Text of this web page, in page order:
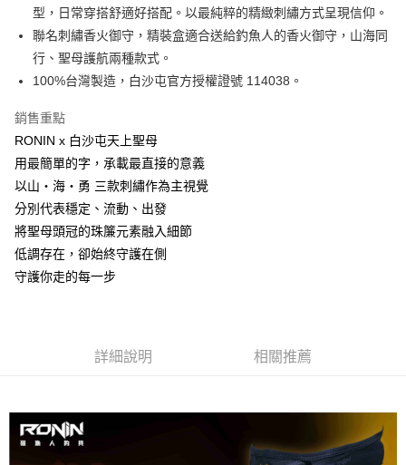
帳／街口支付／iPASS MONEY」等通路繳費。
【注意事項】
1.本服務係由「台灣大哥大股份有限公司」（以下簡稱本公司）所提供，讓
用戶於交易時，得透過本服務購買商品或服務，並由商店將買賣／分期付款
2.基於同意付款使用「大哥付你分期」之契約關係目的，商店將以您的個人
資料（包含姓名、電話或地址）提供予台灣大哥大進項蒐集、處理及利用，
由本公司與您本人進行分期帳單所需資料之確認、核對及更正。
3.完整用戶服務條款，請詳閱以下連結：
結帳頁面，進行簡訊認證並確認金額後，即可完成結帳。
３．收到繳費通知簡訊後14天內，點擊此簡訊中的連結，可透過四大超商／
ATM／網路銀行／等多元方式進行付款，方視為交易完成。
※ 請注意：結帳手續完成當下不需立刻繳費，但若您需要取消訂單，請聯絡
購買商品的店家。未經商家同意取消之訂單仍視為有效，需透過AFTEE先享
※ 交易是否成功請以「AFTEE先享後付 」之結帳頁面顯示為準，若有關於
是否繳費成功／繳費後需取消欲退款等相關疑問，請聯繫「AFTEE先享後付
客戶支援中心」
https://netprotections.freshdesk.com/support/home
【注意事項】
１．透過由恩沛科技股份有限公司提供之「AFTEE先享後付」服務完成之交
權轉讓予恩沛科技股份有限公司。
２．關於個人資料處理事宜，請瀏覽以下網址：
https://aftee.tw/terms/#terms3
３．未成年的使用者請事先徵得法定代理人或監護人之同意方可使用
時審查核予不同之上限額度；若仍有額度不足之情形，本公司將視審查結果
每筆NT$60，滿NT$1,200(含以上)免運費
付款後全家取貨
每筆NT$60，滿NT$1,200(含以上)免運費
每筆NT$60，滿NT$1,200(含以上)免運費
付款後7-11取貨
每筆NT$60，滿NT$1,200(含以上)免運費
一般宅配（門市自取請勿下單，請聯繫客服）
每筆NT$100，滿NT$2,000(含以上)免運費
離島一般宅配
每筆NT$200，滿NT$3,000(含以上)免運費
型，日常穿搭舒適好搭配。以最純粹的精緻刺繡方式呈現信仰。
聯名刺繡香火御守，精裝盒適合送給釣魚人的香火御守，山海同
行、聖母護航兩種款式。
100%台灣製造，白沙屯官方授權證號 114038。
銷售重點
RONIN x 白沙屯天上聖母
用最簡單的字，承載最直接的意義
以山・海・勇 三款刺繡作為主視覺
分別代表穩定、流動、出發
將聖母頭冠的珠簾元素融入細節
低調存在，卻始終守護在側
守護你走的每一步
詳細說明 相關推薦